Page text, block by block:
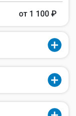
от 1 100 ₽